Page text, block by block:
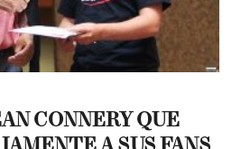
CONNERY QUE